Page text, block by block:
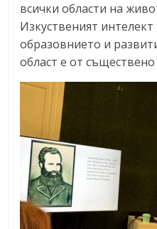
всички области на
Изкуственият
образовнието и
област е от